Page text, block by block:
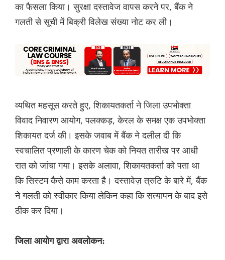
का फैसला किया। सुरक्षा दस्तावेज वापस करने पर, बैंक ने
गलती से सूची में बिक्री विलेख संख्या नोट कर ली।
व्यथित महसूस करते हुए, शिकायतकर्ता ने जिला उपभोक्ता
विवाद निवारण आयोग, पलक्कड़, केरल के समक्ष एक उपभोक्ता
शिकायत दर्ज की। इसके जवाब में बैंक ने दलील दी कि
स्वचालित प्रणाली के कारण चेक को नियत तारीख पर आधी
रात को जांचा गया। इसके अलावा, शिकायतकर्ता को पता था
कि सिस्टम कैसे काम करता है। दस्तावेज़ त्रुटि के बारे में, बैंक
ने गलती को स्वीकार किया लेकिन कहा कि सत्यापन के बाद इसे
ठीक कर दिया।
जिला आयोग द्वारा अवलोकन: